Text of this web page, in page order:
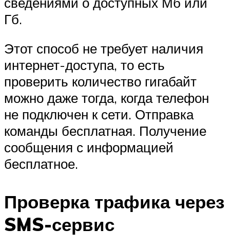
Гб.
Этот способ не требует наличия
интернет-доступа, то есть
проверить количество гигабайт
можно даже тогда, когда телефон
не подключен к сети. Отправка
команды бесплатная. Получение
сообщения с информацией
бесплатное.
Проверка трафика через
SMS-сервис